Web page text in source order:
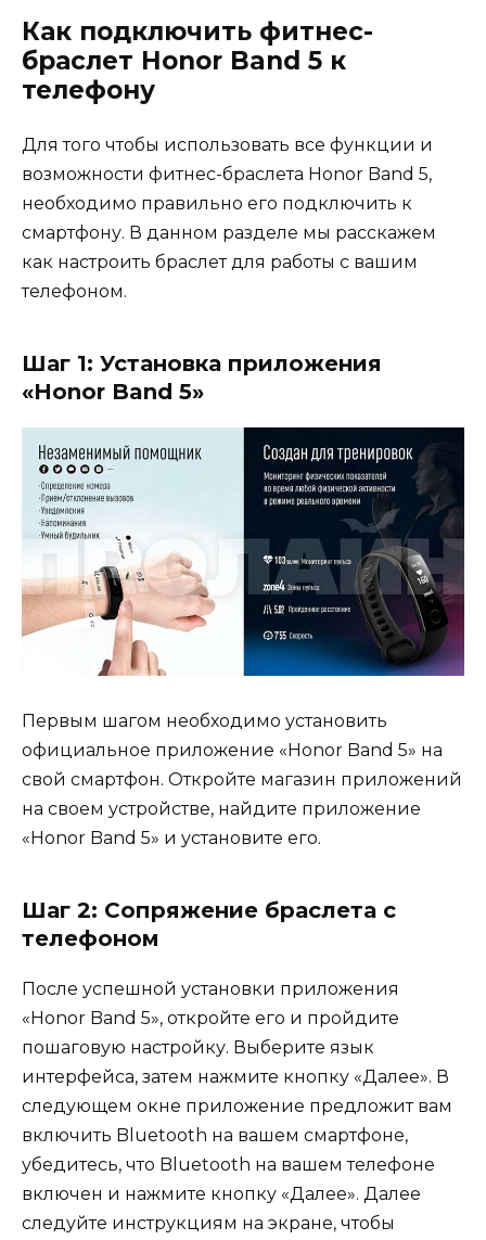
Как подключить фитнес-
браслет Honor Band 5 к
телефону
Для того чтобы использовать все функции и
возможности фитнес-браслета Honor Band 5,
необходимо правильно его подключить к
смартфону. В данном разделе мы расскажем
как настроить браслет для работы с вашим
телефоном.
Шаг 1: Установка приложения
«Honor Band 5»
Первым шагом необходимо установить
официальное приложение «Honor Band 5» на
свой смартфон. Откройте магазин приложений
на своем устройстве, найдите приложение
«Honor Band 5» и установите его.
Шаг 2: Сопряжение браслета с
телефоном
После успешной установки приложения
«Honor Band 5», откройте его и пройдите
пошаговую настройку. Выберите язык
интерфейса, затем нажмите кнопку «Далее». В
следующем окне приложение предложит вам
включить Bluetooth на вашем смартфоне,
убедитесь, что Bluetooth на вашем телефоне
включен и нажмите кнопку «Далее». Далее
следуйте инструкциям на экране, чтобы